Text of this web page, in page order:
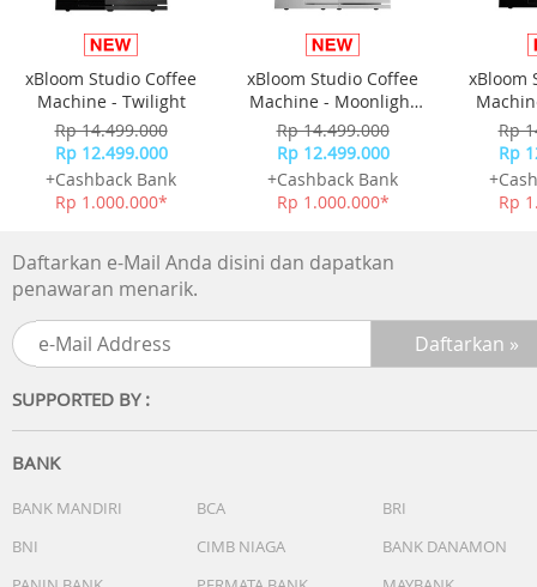
xBloom Studio Coffee
Machine - Twilight
Rp 14.499.000
Rp 12.499.000
+Cashback Bank
Rp 1.000.000*
xBloom Studio Coffee
Machine - Moonlight
White
Rp 14.499.000
Rp 12.499.000
+Cashback Bank
Rp 1.000.000*
xBloom
Rp
Rp
Rp
Daftarkan e-Mail Anda disini dan dapatkan
penawaran menarik.
SUPPORTED BY :
BANK
BANK MANDIRI BCA
BRI
BNI
CIMB NIAGA
BANK DANAMON